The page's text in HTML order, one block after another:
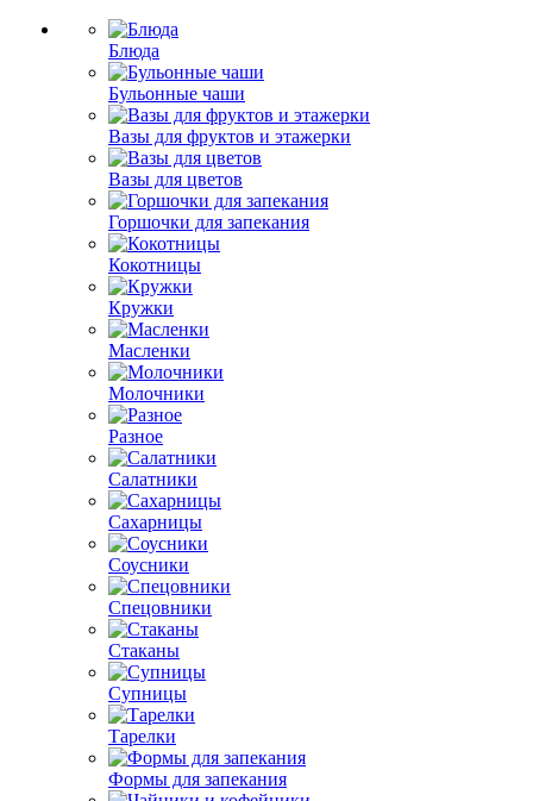
Блюда
Бульонные чаши
Вазы для фруктов и этажерки
Вазы для цветов
Горшочки для запекания
Кокотницы
Кружки
Масленки
Молочники
Разное
Салатники
Сахарницы
Соусники
Спецовники
Стаканы
Супницы
Тарелки
Формы для запекания